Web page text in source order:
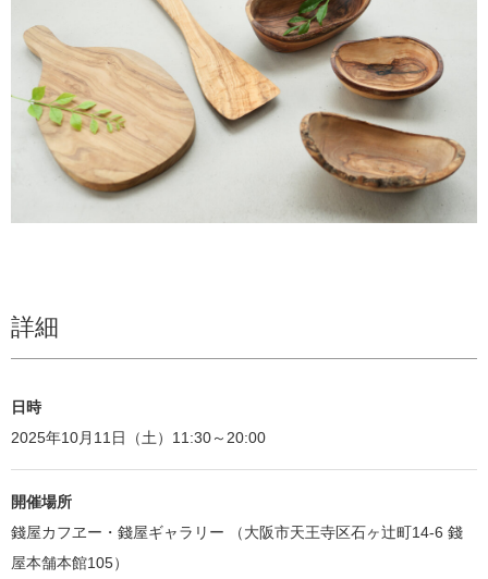
詳細
日時
2025年10月11日（土）11:30～20:00
開催場所
錢屋カフヱー・錢屋ギャラリー （大阪市天王寺区石ヶ辻町14-6 錢
屋本舗本館105）